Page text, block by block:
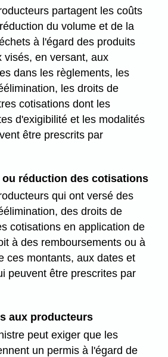
partagent les coûts
du volume et de la
à l'égard des produits
visés, en versant, aux
dans les règlements, les
les droits de
cotisations dont les
d'exigibilité et les modalités
être prescrits par
ou réduction des cotisations
qui ont versé des
des droits de
cotisations en application de
à des remboursements ou à
ces montants, aux dates et
peuvent être prescrites par
aux producteurs
peut exiger que les
un permis à l'égard de